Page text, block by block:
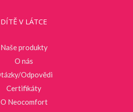
DÍTĚ V LÁTCE
Naše produkty
O nás
Odpovědi
Certifikáty
O Neocomfort